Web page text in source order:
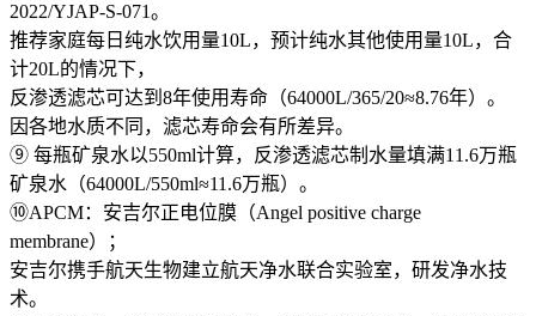
2022/YJAP-S-071。
推荐家庭每日纯水饮用量10L，预计纯水其他使用量10L，合
计20L的情况下，
反渗透滤芯可达到8年使用寿命（64000L/365/20≈8.76年）。
因各地水质不同，滤芯寿命会有所差异。
⑨ 每瓶矿泉水以550ml计算，反渗透滤芯制水量填满11.6万瓶
矿泉水（64000L/550ml≈11.6万瓶）。
⑩APCM：安吉尔正电位膜（Angel positive charge
membrane）；
安吉尔携手航天生物建立航天净水联合实验室，研发净水技
术。